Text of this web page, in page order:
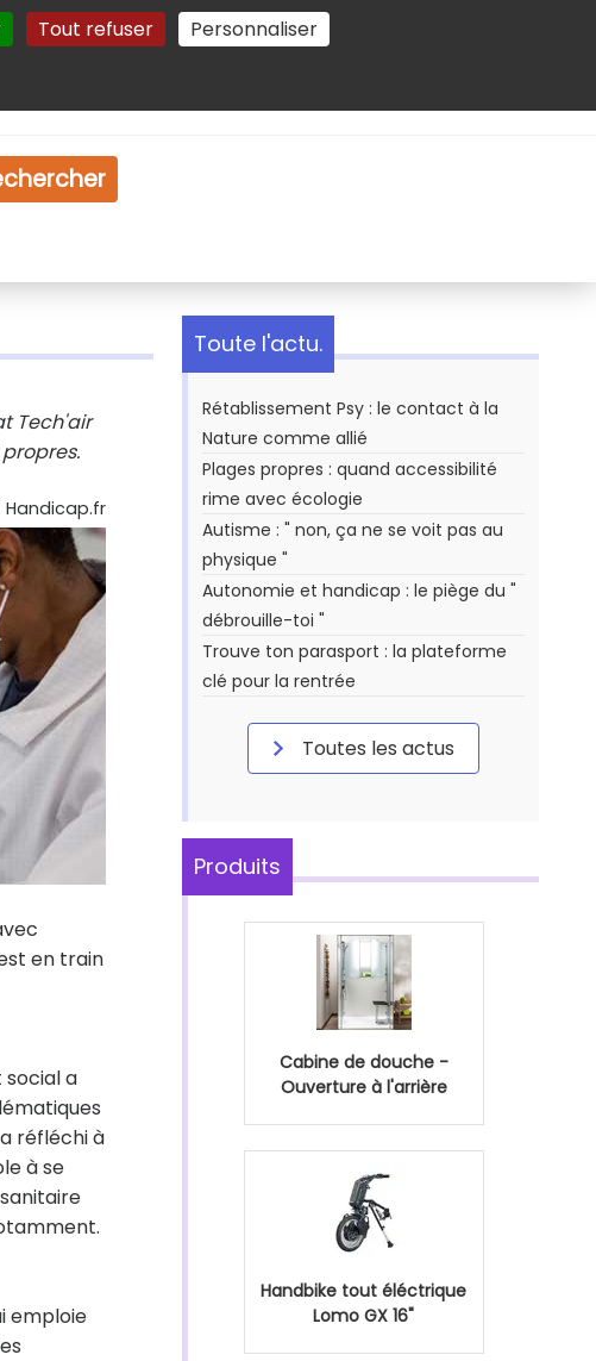
Tout refuser Personnaliser
du site Gestion des cookies
Tech'air
en train
a
réfléchi à
à se
emploie
Toute l'actu.
Rétablissement Psy : le contact à la
Nature comme allié
Plages propres : quand accessibilité
rime avec écologie
Autisme : " non, ça ne se voit pas au
physique "
Autonomie et handicap : le piège du "
débrouille-toi "
Trouve ton parasport : la plateforme
clé pour la rentrée
Toutes les actus
Produits
Cabine de douche -
Ouverture à l'arrière
Handbike tout éléctrique
Lomo GX 16"